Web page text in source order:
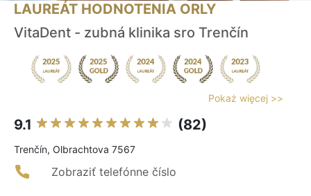
LAUREÁT HODNOTENIA ORLY
VitaDent - zubná klinika sro Trenčín
Pokaż więcej >>
9.1 (82)
Trenčín, Olbrachtova 7567
Zobraziť telefónne číslo